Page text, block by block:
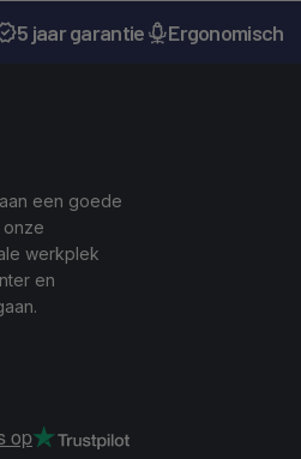
5 jaar garantie Ergonomisch
een goede
werkplek
en
op